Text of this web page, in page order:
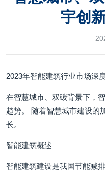
宇创
2023年智能建筑行业市场深
在智慧城市、双碳背景下，
趋势。 随着智慧城市建设的
长。
智能建筑概述
智能建筑建设是我国节能减